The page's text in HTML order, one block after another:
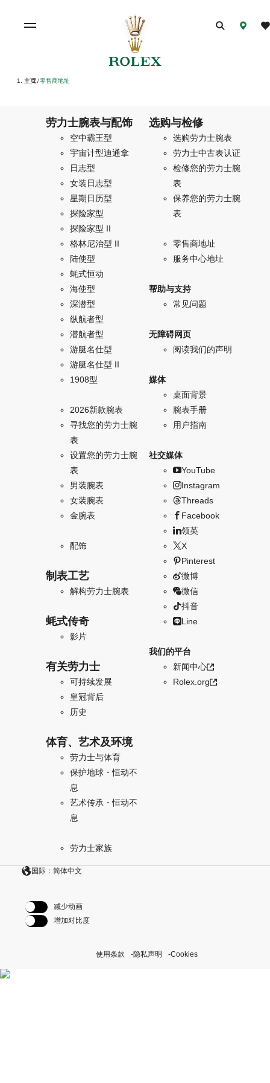
主页/ 零售商地址
劳力士腕表与配饰
空中霸王型
宇宙计型迪通拿
日志型
女装日志型
星期日历型
探险家型
探险家型 II
格林尼治型 II
陆使型
蚝式恒动
海使型
深潜型
纵航者型
潜航者型
游艇名仕型
游艇名仕型 II
1908型
2026新款腕表
寻找您的劳力士腕
表
设置您的劳力士腕
表
男装腕表
女装腕表
金腕表
配饰
制表工艺
解构劳力士腕表
蚝式传奇
影片
有关劳力士
可持续发展
皇冠背后
历史
体育、艺术及环境
劳力士与体育
保护地球・恒动不
息
艺术传承・恒动不
息
劳力士家族
选购与检修
选购劳力士腕表
劳力士中古表认证
检修您的劳力士腕
表
保养您的劳力士腕
表
零售商地址
服务中心地址
帮助与支持
常见问题
无障碍网页
阅读我们的声明
媒体
桌面背景
腕表手册
用户指南
社交媒体
YouTube
Instagram
Threads
Facebook
领英
X
Pinterest
微博
微信
抖音
Line
我们的平台
新闻中心
Rolex.org
国际：简体中文
减少动画
增加对比度
使用条款 隐私声明 Cookies